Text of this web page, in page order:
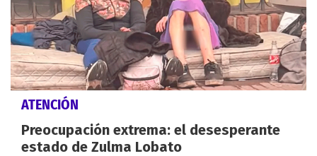
ATENCIÓN
Preocupación extrema: el desesperante
estado de Zulma Lobato